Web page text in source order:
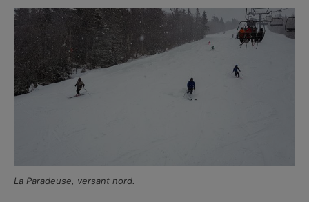
La Paradeuse, versant nord.